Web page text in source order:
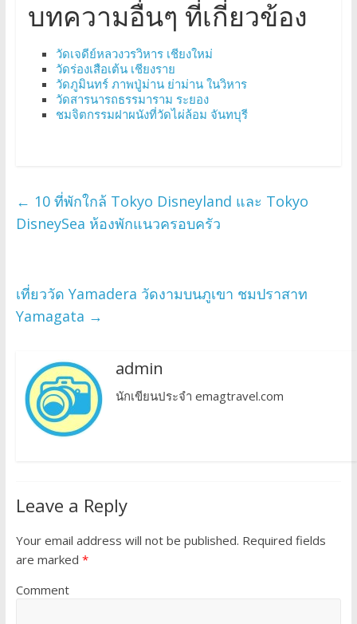
บทความอื่นๆ ที่เกี่ยวข้อง
วัดเจดีย์หลวงวรวิหาร เชียงใหม่
วัดร่องเสือเต้น เชียงราย
วัดภูมินทร์ ภาพปู่ม่าน ย่าม่าน ในวิหาร
วัดสารนารถธรรมาราม ระยอง
ชมจิตกรรมฝาผนังที่วัดไผ่ล้อม จันทบุรี
← 10 ที่พักใกล้ Tokyo Disneyland และ Tokyo
DisneySea ห้องพักแนวครอบครัว
เที่ยววัด Yamadera วัดงามบนภูเขา ชมปราสาท
Yamagata →
admin
นักเขียนประจำ emagtravel.com
Leave a Reply
Your email address will not be published. Required fields
are marked *
Comment